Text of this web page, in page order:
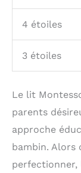
4 étoiles
3 étoiles
Le lit
parents
approche
bambin. Alors